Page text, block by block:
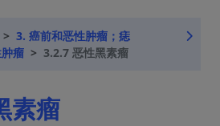
3. 癌前和恶性肿瘤；痣
瘤
3.2.7 恶性黑素瘤
素瘤